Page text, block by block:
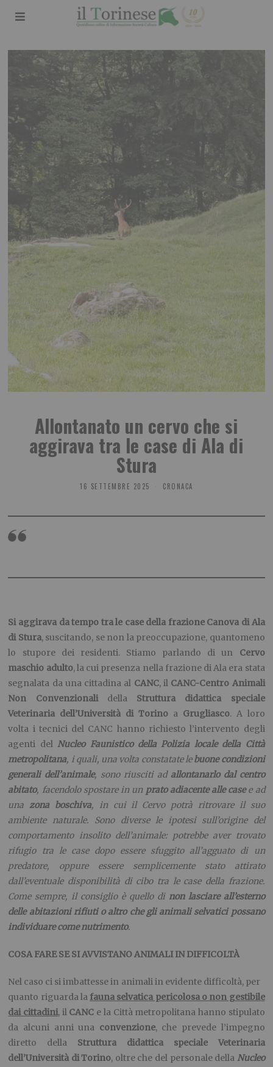
Allontanato un cervo che si
aggirava tra le case di Ala di
Stura
16 SETTEMBRE 2025 CRONACA
Si aggirava da tempo tra le case della frazione Canova di Ala
di Stura, suscitando, se non la preoccupazione, quantomeno
lo stupore dei residenti. Stiamo parlando di un Cervo
maschio adulto, la cui presenza nella frazione di Ala era stata
segnalata da una cittadina al CANC, il CANC-Centro Animali
Non Convenzionali
della Struttura didattica speciale
Veterinaria dell’Università di Torino a Grugliasco. A loro
volta i tecnici del CANC hanno richiesto l’intervento degli
agenti delNucleo Faunistico della Polizia locale della Città
metropolitana, i quali, una volta constatate lebuone condizioni
generali dell’animale, sono riusciti ad allontanarlo dal centro
abitato, facendolo spostare in un prato adiacente alle casee ad
unazona boschiva, in cui il Cervo potrà ritrovare il suo
ambiente naturale. Sono diverse le ipotesi sull’origine del
comportamento insolito dell’animale: potrebbe aver trovato
rifugio tra le case dopo essere sfuggito all’agguato di un
predatore, oppure essere semplicemente stato attirato
dall’eventuale disponibilità di cibo tra le case della frazione.
Come sempre, il consiglio è quello di non lasciare all’esterno
delle abitazionirifiuti o altro che gli animali selvatici possano
individuare come nutrimento.
COSA FARE SE SI AVVISTANO ANIMALI IN DIFFICOLTÀ
Nel caso ci si imbattesse in animali in evidente difficoltà, per
quanto riguarda la fauna selvatica pericolosa o non gestibile
dai cittadini, ilCANC e la Città metropolitana hanno stipulato
da alcuni anni una convenzione, che prevede l’impegno
diretto della Struttura didattica speciale Veterinaria
dell’Università di Torino, oltre che del personale della Nucleo